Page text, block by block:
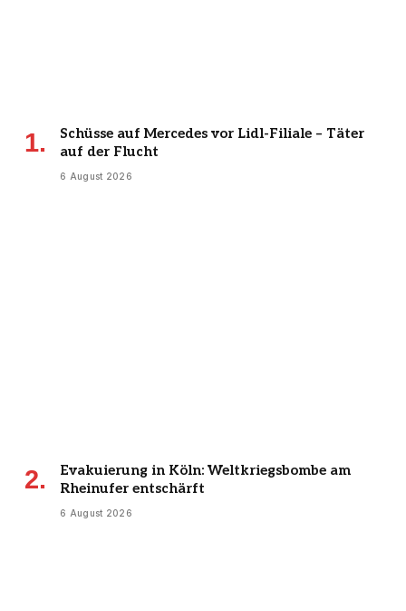
Schüsse auf Mercedes vor Lidl-Filiale – Täter
auf der Flucht
6 August 2026
Evakuierung in Köln: Weltkriegsbombe am
Rheinufer entschärft
6 August 2026